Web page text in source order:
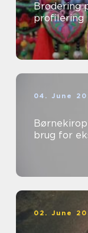
Brodering på tøj
profilering
04. June
brug for
02. June